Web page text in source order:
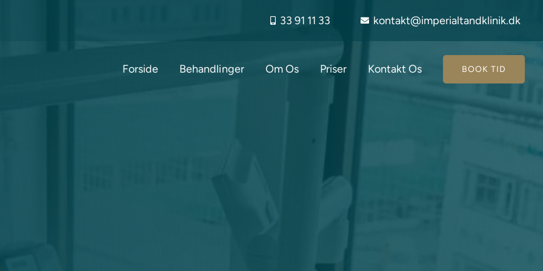
33 91 11 33 kontakt@imperialtandklinik.dk
Forside Behandlinger Om Os Priser Kontakt Os BOOK TID